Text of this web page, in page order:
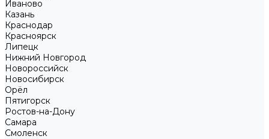
Иваново
Казань
Краснодар
Красноярск
Липецк
Нижний Новгород
Новороссийск
Новосибирск
Орёл
Пятигорск
Ростов-на-Дону
Самара
Смоленск